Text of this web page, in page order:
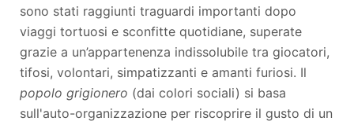
sono stati raggiunti traguardi importanti dopo
viaggi tortuosi e sconfitte quotidiane, superate
grazie a un’appartenenza indissolubile tra giocatori,
tifosi, volontari, simpatizzanti e amanti furiosi. Il
popolo grigionero (dai colori sociali) si basa
sull'auto-organizzazione per riscoprire il gusto di un